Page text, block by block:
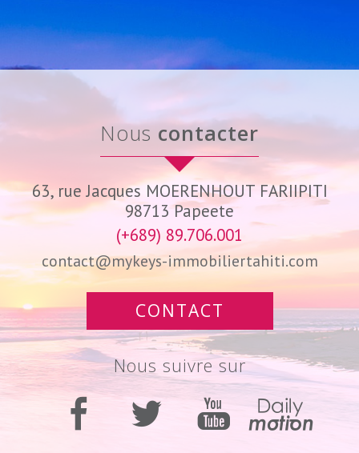
nous contacter
63, rue Jacques MOERENHOUT FARIIPITI
98713 Papeete
(+689) 89.706.001
contact@mykeys-immobiliertahiti.com
CONTACT
nous suivre sur